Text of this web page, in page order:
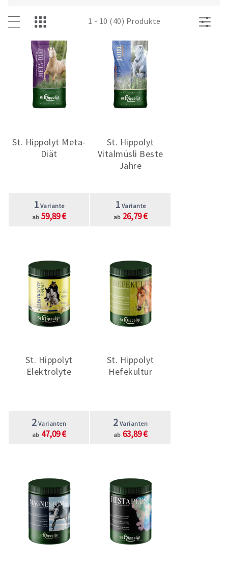
angepassten Fütterung verbessern oder sogar
lösen. Ein großes Ziel von St. Hippolyt® ist es,
Pferdebesitzern durch qualifizierte Beratung
möglichst viel Information und Wissen im
Bereich Pferdeernährung zu vermitteln.
1 - 10 (40) Produkte
St. Hippolyt Meta-
Diät
1 Variante
ab 59,89 €
St. Hippolyt
Vitalmüsli Beste
Jahre
1 Variante
ab 26,79 €
St. Hippolyt
Elektrolyte
2 Varianten
ab 47,09 €
St. Hippolyt
Hefekultur
2 Varianten
ab 63,89 €